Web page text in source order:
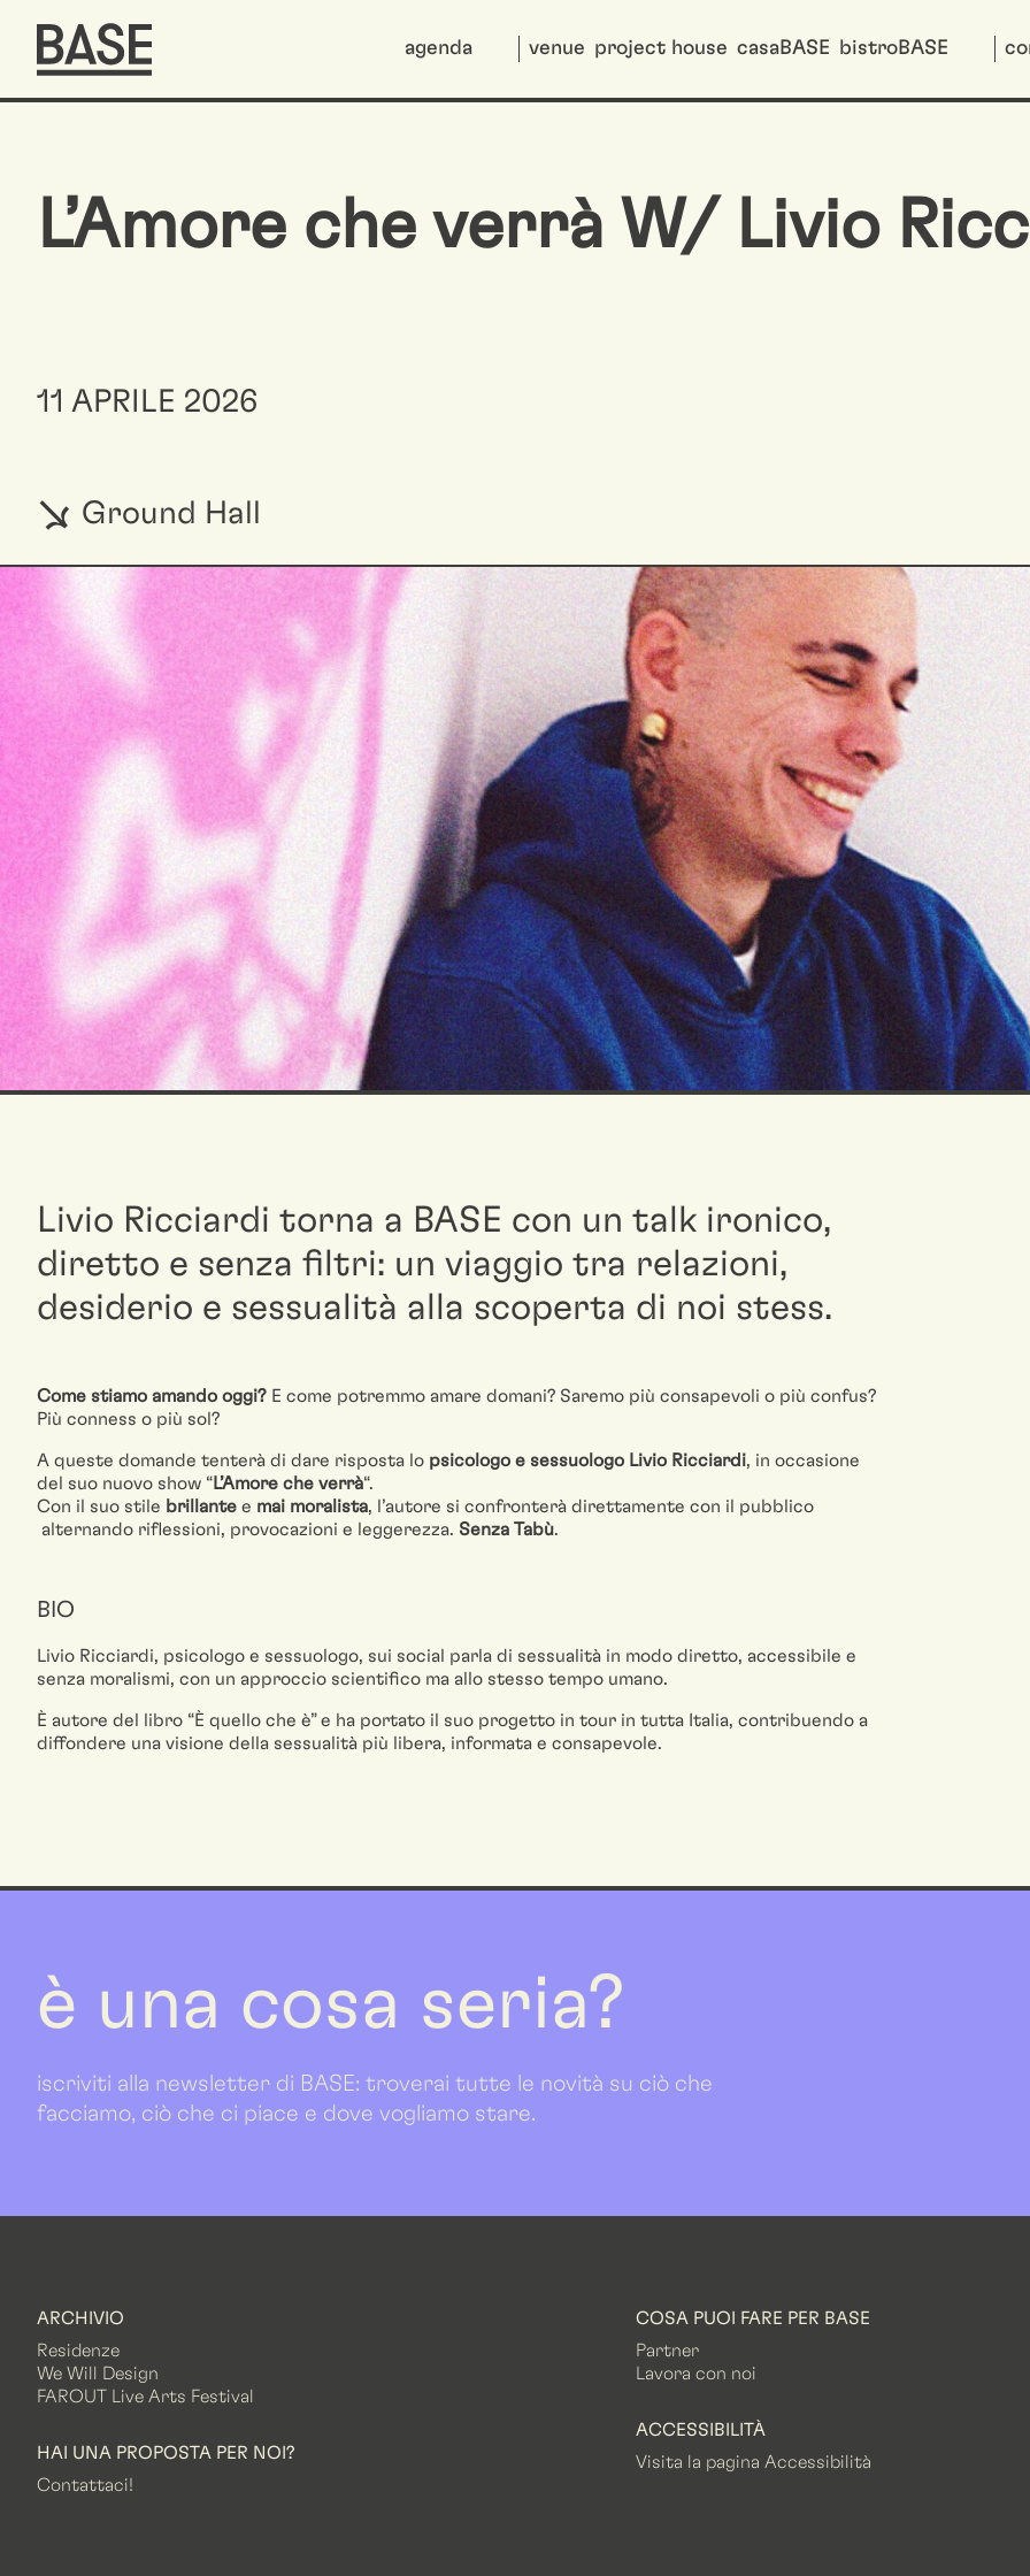
agenda venue project house casaBASE bistroBASE
L’Amore che verrà W/ Livio
11 APRILE 2026
Ground Hall
Livio Ricciardi torna a BASE con un talk ironico,
diretto e senza filtri: un viaggio tra relazioni,
desiderio e sessualità alla scoperta di noi stess.
Come stiamo amando oggi? E come potremmo amare domani? Saremo più consapevoli o più confus?
Più conness o più sol?
A queste domande tenterà di dare risposta lo psicologo e sessuologo Livio Ricciardi, in occasione
del suo nuovo show “L’Amore che verrà“.
Con il suo stile brillante e mai moralista, l’autore si confronterà direttamente con il pubblico
alternando riflessioni, provocazioni e leggerezza. Senza Tabù.
BIO
Livio Ricciardi, psicologo e sessuologo, sui social parla di sessualità in modo diretto, accessibile e
senza moralismi, con un approccio scientifico ma allo stesso tempo umano.
È autore del libro “È quello che è” e ha portato il suo progetto in tour in tutta Italia, contribuendo a
diffondere una visione della sessualità più libera, informata e consapevole.
è una cosa seria?
iscriviti alla newsletter di BASE: troverai tutte le novità su ciò che
facciamo, ciò che ci piace e dove vogliamo stare.
ARCHIVIO
Residenze
We Will Design
FAROUT Live Arts Festival
HAI UNA PROPOSTA PER NOI?
Contattaci!
COSA PUOI FARE PER BASE
Partner
Lavora con noi
ACCESSIBILITÀ
Visita la pagina Accessibilità